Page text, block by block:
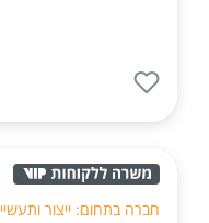
חברה בתחום: ייצור